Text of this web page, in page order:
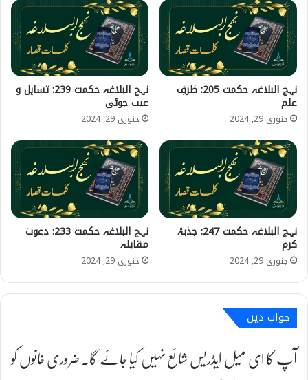
نہج البلاغہ حکمت 205: ظرفِ
علم
جنوری 29, 2024
نہج البلاغہ حکمت 239: تساہل و
عیب جوئی
جنوری 29, 2024
نہج البلاغہ حکمت 247: جذبۂ
کرم
جنوری 29, 2024
نہج البلاغہ حکمت 233: دعوت
مقابلہ
جنوری 29, 2024
جواب دیں
آپ کا ای میل ایڈریس شائع نہیں کیا جائے گا۔ضروری خانوں کو